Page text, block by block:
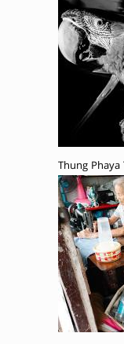
Thung Phaya